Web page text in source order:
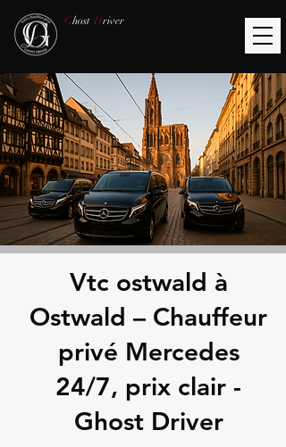
Ghost Driver
Vtc ostwald à
Ostwald – Chauffeur
privé Mercedes
24/7, prix clair -
Ghost Driver